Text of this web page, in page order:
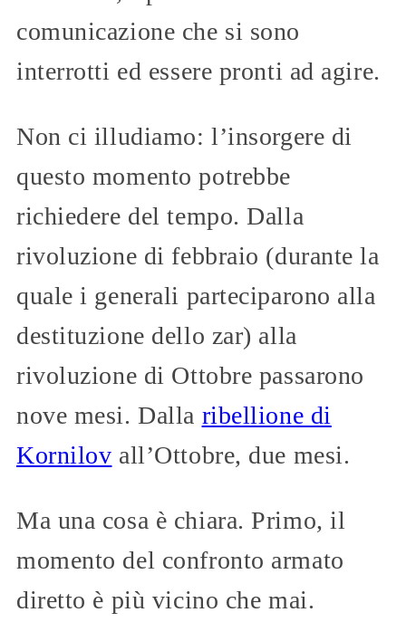
comunicazione che si sono
interrotti ed essere pronti ad agire.
Non ci illudiamo: l’insorgere di
questo momento potrebbe
richiedere del tempo. Dalla
rivoluzione di febbraio (durante la
quale i generali parteciparono alla
destituzione dello zar) alla
rivoluzione di Ottobre passarono
nove mesi. Dalla ribellione di
Kornilov all’Ottobre, due mesi.
Ma una cosa è chiara. Primo, il
momento del confronto armato
diretto è più vicino che mai.